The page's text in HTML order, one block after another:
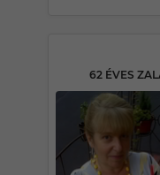
62 ÉVES